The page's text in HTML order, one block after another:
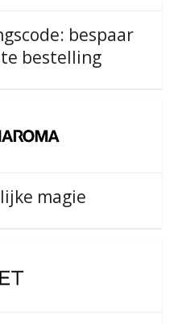
bespaar
bestelling
magie